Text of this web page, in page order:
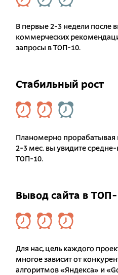
В первые 2-3 недели после
коммерческих
запросы в ТОП-10.
Стабильный рост
Планомерно прорабатывая
2-3 мес. вы увидите
ТОП-10.
Вывод сайта в
Для нас, цель каждого
многое зависит от
алгоритмов «Яндекса» и